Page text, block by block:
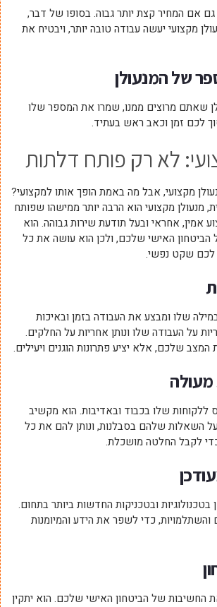
גם אם המחיר קצת יותר גבוה. בסופו של דבר,
מקצועי יעשה עבודה טובה יותר, ויבטיח את
של המנעולן
שאתם מרוצים ממנו, שמרו את המספר שלו
לכם זמן וכאב ראש בעתיד.
לא רק פותח דלתות
מקצועי, אבל מה באמת הופך אותו למקצועי?
מנעולן מקצועי הוא הרבה יותר ממישהו שפותח
אמין, אחראי ובעל תודעת שירות גבוהה. הוא
הביטחון האישי שלכם, ולכן הוא עושה את כל
לכם שקט נפשי.
שלו ומבצע את העבודה בזמן ובאיכות
על העבודה שלו ונותן אחריות על החלקים.
שלכם, אלא יציע פתרונות הוגנים ויעילים.
מעולה
ללקוחות שלו בכבוד ובאדיבות. הוא מקשיב
השאלות שלהם בסבלנות, ונותן להם את כל
לקבל החלטה מושכלת.
בטכנולוגיות ובטכניקות החדשות ביותר בתחום.
כדי לשפר את הידע והמיומנות
החשיבות של הביטחון האישי שלכם. הוא יתקין